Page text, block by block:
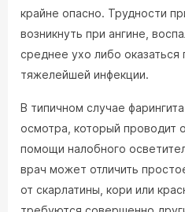
крайне опасно. Трудности
возникнуть при ангине,
среднее ухо либо
тяжелейшей инфекции.
В типичном случае
осмотра, который проводит
помощи налобного
врач может отличить
от скарлатины, кори или